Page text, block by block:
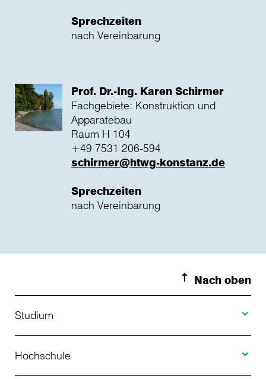
Sprechzeiten
nach Vereinbarung
Prof. Dr.-Ing. Karen Schirmer
Fachgebiete: Konstruktion und
Apparatebau
Raum H 104
+49 7531 206-594
schirmer@htwg-konstanz.de
Sprechzeiten
nach Vereinbarung
Nach oben
Studium
Studienangebot
Hochschule